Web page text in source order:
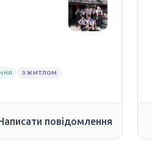
З ЖИТЛОМ
повідомлення